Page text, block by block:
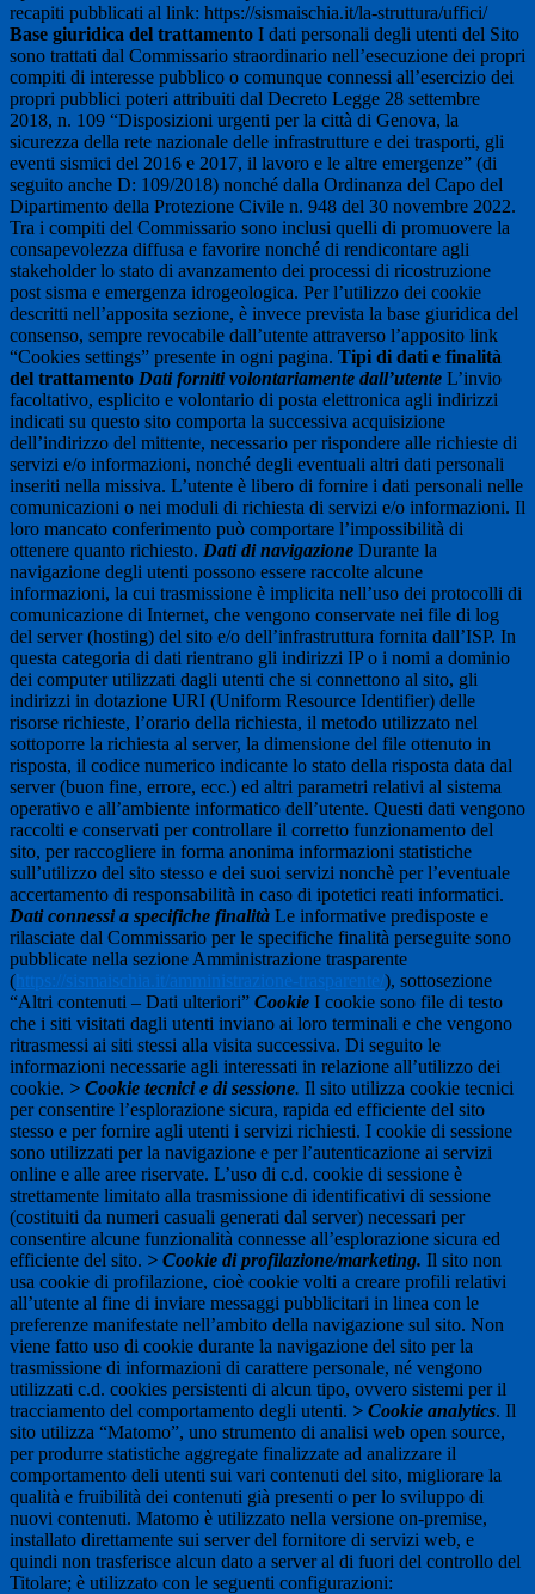
recapiti pubblicati al link: https://sismaischia.it/la-struttura/uffici/
Base giuridica del trattamento I dati personali degli utenti del Sito
sono trattati dal Commissario straordinario nell’esecuzione dei propri
compiti di interesse pubblico o comunque connessi all’esercizio dei
propri pubblici poteri attribuiti dal Decreto Legge 28 settembre
2018, n. 109 “Disposizioni urgenti per la città di Genova, la
sicurezza della rete nazionale delle infrastrutture e dei trasporti, gli
eventi sismici del 2016 e 2017, il lavoro e le altre emergenze” (di
seguito anche D: 109/2018) nonché dalla Ordinanza del Capo del
Dipartimento della Protezione Civile n. 948 del 30 novembre 2022.
Tra i compiti del Commissario sono inclusi quelli di promuovere la
consapevolezza diffusa e favorire nonché di rendicontare agli
stakeholder lo stato di avanzamento dei processi di ricostruzione
post sisma e emergenza idrogeologica. Per l’utilizzo dei cookie
descritti nell’apposita sezione, è invece prevista la base giuridica del
consenso, sempre revocabile dall’utente attraverso l’apposito link
“Cookies settings” presente in ogni pagina. Tipi di dati e finalità
del trattamento Dati forniti volontariamente dall’utente L’invio
facoltativo, esplicito e volontario di posta elettronica agli indirizzi
indicati su questo sito comporta la successiva acquisizione
dell’indirizzo del mittente, necessario per rispondere alle richieste di
servizi e/o informazioni, nonché degli eventuali altri dati personali
inseriti nella missiva. L’utente è libero di fornire i dati personali nelle
comunicazioni o nei moduli di richiesta di servizi e/o informazioni. Il
loro mancato conferimento può comportare l’impossibilità di
ottenere quanto richiesto. Dati di navigazione Durante la
navigazione degli utenti possono essere raccolte alcune
informazioni, la cui trasmissione è implicita nell’uso dei protocolli di
comunicazione di Internet, che vengono conservate nei file di log
del server (hosting) del sito e/o dell’infrastruttura fornita dall’ISP. In
questa categoria di dati rientrano gli indirizzi IP o i nomi a dominio
dei computer utilizzati dagli utenti che si connettono al sito, gli
indirizzi in dotazione URI (Uniform Resource Identifier) delle
risorse richieste, l’orario della richiesta, il metodo utilizzato nel
sottoporre la richiesta al server, la dimensione del file ottenuto in
risposta, il codice numerico indicante lo stato della risposta data dal
server (buon fine, errore, ecc.) ed altri parametri relativi al sistema
operativo e all’ambiente informatico dell’utente. Questi dati vengono
raccolti e conservati per controllare il corretto funzionamento del
sito, per raccogliere in forma anonima informazioni statistiche
sull’utilizzo del sito stesso e dei suoi servizi nonchè per l’eventuale
accertamento di responsabilità in caso di ipotetici reati informatici.
Dati connessi a specifiche finalità Le informative predisposte e
rilasciate dal Commissario per le specifiche finalità perseguite sono
pubblicate nella sezione Amministrazione trasparente
(https://sismaischia.it/amministrazione-trasparente/ ), sottosezione
“Altri contenuti – Dati ulteriori” Cookie I cookie sono file di testo
che i siti visitati dagli utenti inviano ai loro terminali e che vengono
ritrasmessi ai siti stessi alla visita successiva. Di seguito le
informazioni necessarie agli interessati in relazione all’utilizzo dei
cookie. > Cookie tecnici e di sessione. Il sito utilizza cookie tecnici
per consentire l’esplorazione sicura, rapida ed efficiente del sito
stesso e per fornire agli utenti i servizi richiesti. I cookie di sessione
sono utilizzati per la navigazione e per l’autenticazione ai servizi
online e alle aree riservate. L’uso di c.d. cookie di sessione è
strettamente limitato alla trasmissione di identificativi di sessione
(costituiti da numeri casuali generati dal server) necessari per
consentire alcune funzionalità connesse all’esplorazione sicura ed
efficiente del sito. > Cookie di profilazione/marketing. Il sito non
usa cookie di profilazione, cioè cookie volti a creare profili relativi
all’utente al fine di inviare messaggi pubblicitari in linea con le
preferenze manifestate nell’ambito della navigazione sul sito. Non
viene fatto uso di cookie durante la navigazione del sito per la
trasmissione di informazioni di carattere personale, né vengono
utilizzati c.d. cookies persistenti di alcun tipo, ovvero sistemi per il
tracciamento del comportamento degli utenti. > Cookie analytics. Il
sito utilizza “Matomo”, uno strumento di analisi web open source,
per produrre statistiche aggregate finalizzate ad analizzare il
comportamento deli utenti sui vari contenuti del sito, migliorare la
qualità e fruibilità dei contenuti già presenti o per lo sviluppo di
nuovi contenuti. Matomo è utilizzato nella versione on-premise,
installato direttamente sui server del fornitore di servizi web, e
quindi non trasferisce alcun dato a server al di fuori del controllo del
Titolare; è utilizzato con le seguenti configurazioni: